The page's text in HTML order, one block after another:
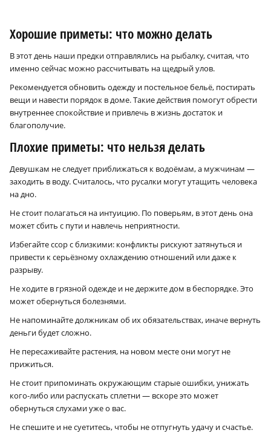
Хорошие приметы: что можно делать
В этот день наши предки отправлялись на рыбалку, считая, что
именно сейчас можно рассчитывать на щедрый улов.
Рекомендуется обновить одежду и постельное бельё, постирать
вещи и навести порядок в доме. Такие действия помогут обрести
внутреннее спокойствие и привлечь в жизнь достаток и
благополучие.
Плохие приметы: что нельзя делать
Девушкам не следует приближаться к водоёмам, а мужчинам —
заходить в воду. Считалось, что русалки могут утащить человека
на дно.
Не стоит полагаться на интуицию. По поверьям, в этот день она
может сбить с пути и навлечь неприятности.
Избегайте ссор с близкими: конфликты рискуют затянуться и
привести к серьёзному охлаждению отношений или даже к
разрыву.
Не ходите в грязной одежде и не держите дом в беспорядке. Это
может обернуться болезнями.
Не напоминайте должникам об их обязательствах, иначе вернуть
деньги будет сложно.
Не пересаживайте растения, на новом месте они могут не
прижиться.
Не стоит припоминать окружающим старые ошибки, унижать
кого-либо или распускать сплетни — вскоре это может
обернуться слухами уже о вас.
Не спешите и не суетитесь, чтобы не отпугнуть удачу и счастье.